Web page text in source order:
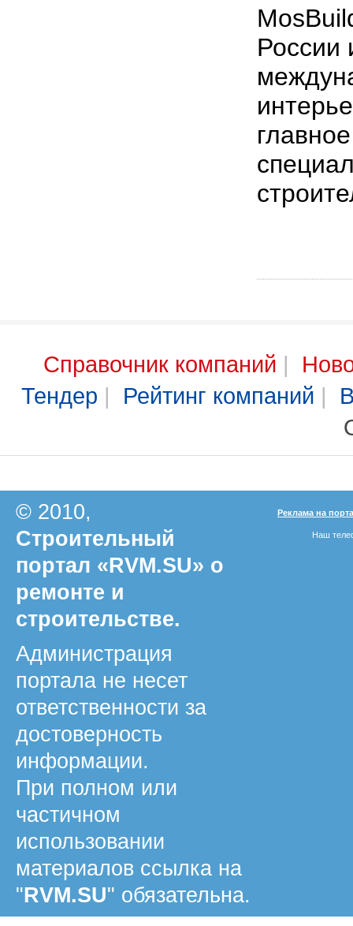
России
Справочник компаний |
Тендер | Рейтинг компаний |
© 2010,
Строительный
портал «RVM.SU» о
ремонте и
строительстве.
Администрация
портала не несет
ответственности за
достоверность
информации.
При полном или
частичном
использовании
материалов ссылка на
"RVM.SU" обязательна.
Реклама на
Наш